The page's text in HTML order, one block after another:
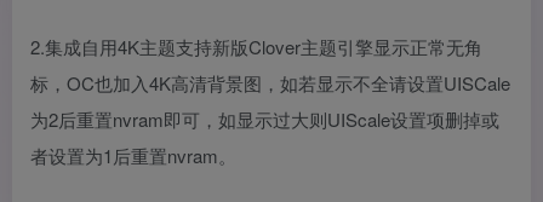
2.集成自用4K主题支持新版Clover主题引擎显示正常无角
标，OC也加入4K高清背景图，如若显示不全请设置UISCale
为2后重置nvram即可，如显示过大则UIScale设置项删掉或
者设置为1后重置nvram。